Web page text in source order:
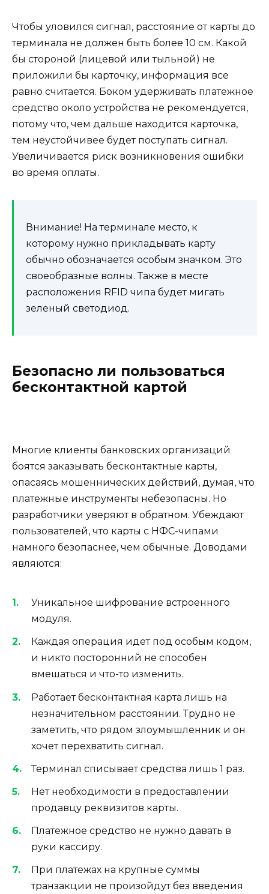
Чтобы уловился сигнал, расстояние от карты до
терминала не должен быть более 10 см. Какой
бы стороной (лицевой или тыльной) не
приложили бы карточку, информация все
равно считается. Боком удерживать платежное
средство около устройства не рекомендуется,
потому что, чем дальше находится карточка,
тем неустойчивее будет поступать сигнал.
Увеличивается риск возникновения ошибки
во время оплаты.
Внимание! На терминале место, к
которому нужно прикладывать карту
обычно обозначается особым значком. Это
своеобразные волны. Также в месте
расположения RFID чипа будет мигать
зеленый светодиод.
Безопасно ли пользоваться
бесконтактной картой
Многие клиенты банковских организаций
боятся заказывать бесконтактные карты,
опасаясь мошеннических действий, думая, что
платежные инструменты небезопасны. Но
разработчики уверяют в обратном. Убеждают
пользователей, что карты с НФС-чипами
намного безопаснее, чем обычные. Доводами
являются:
Уникальное шифрование встроенного
модуля.
Каждая операция идет под особым кодом,
и никто посторонний не способен
вмешаться и что-то изменить.
Работает бесконтактная карта лишь на
незначительном расстоянии. Трудно не
заметить, что рядом злоумышленник и он
хочет перехватить сигнал.
Терминал списывает средства лишь 1 раз.
Нет необходимости в предоставлении
продавцу реквизитов карты.
Платежное средство не нужно давать в
руки кассиру.
При платежах на крупные суммы
транзакции не произойдут без введения